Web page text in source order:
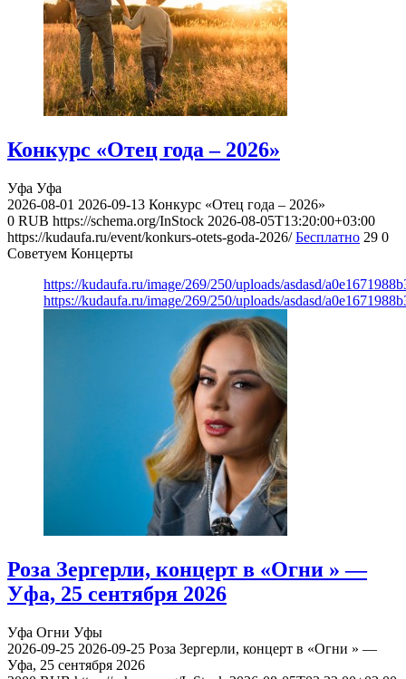
Конкурс «Отец года – 2026»
Уфа Уфа
2026-08-01 2026-09-13 Конкурс «Отец года – 2026»
0 RUB https://schema.org/InStock 2026-08-05T13:20:00+03:00
https://kudaufa.ru/event/konkurs-otets-goda-2026/ Бесплатно 29 0
Советуем Концерты
https://kudaufa.ru/image/269/250/uploads/asdasd/
https://kudaufa.ru/image/269/250/uploads/asdasd/
Роза Зергерли, концерт в «Огни » —
Уфа, 25 сентября 2026
Уфа Огни Уфы
2026-09-25 2026-09-25 Роза Зергерли, концерт в «Огни » —
Уфа, 25 сентября 2026